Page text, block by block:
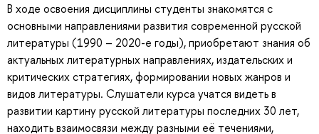
В ходе освоения дисциплины студенты знакомятся с
основными направлениями развития современной русской
литературы (1990 – 2020-е годы), приобретают знания об
актуальных литературных направлениях, издательских и
критических стратегиях, формировании новых жанров и
видов литературы. Слушатели курса учатся видеть в
развитии картину русской литературы последних 30 лет,
находить взаимосвязи между разными её течениями,